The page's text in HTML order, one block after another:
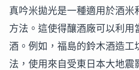
真吟米拋光是一種適用於酒米
方法。這使得釀酒廠可以利用
酒。例如，福島的鈴木酒造工
法，使用來自受東日本大地震